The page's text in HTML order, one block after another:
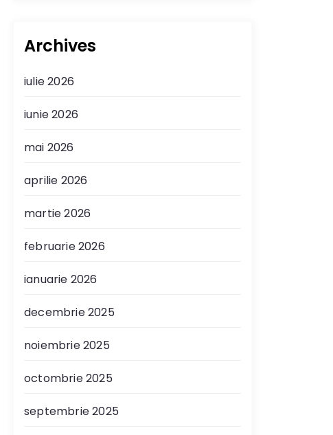
Archives
iulie 2026
iunie 2026
mai 2026
aprilie 2026
martie 2026
februarie 2026
ianuarie 2026
decembrie 2025
noiembrie 2025
octombrie 2025
septembrie 2025